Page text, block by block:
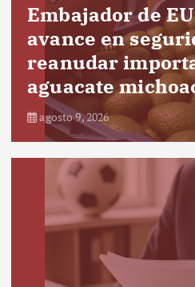
Embajador de
avance en
reanudar
aguacate
agosto 9, 2026